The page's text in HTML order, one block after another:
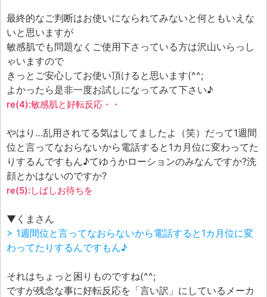
最終的なご判断はお使いになられてみないと何ともいえな
いと思いますが
敏感肌でも問題なくご使用下さっている方は沢山いらっし
ゃいますので
きっとご安心してお使い頂けると思います(^^;
よかったら是非一度お試しになってみて下さい♪
re(4):敏感肌と好転反応・・
やはり…乱用されてる気はしてましたよ（笑）だって1週間
位と言ってなおらないから電話すると1カ月位に変わってた
りするんですもん♪てゆうかローションのみなんですか?洗
顔とかはないのですか?
re(5):しばしお待ちを
▼くまさん
> 1週間位と言ってなおらないから電話すると1カ月位に変
わってたりするんですもん♪
それはちょっと困りものですね(^^;
ですが残念な事に好転反応を「言い訳」にしているメーカ